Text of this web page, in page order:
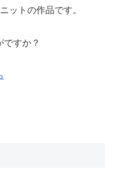
ットの作品です。
すか？